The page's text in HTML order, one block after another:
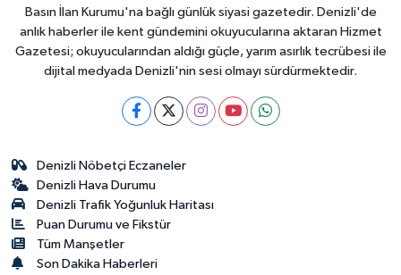
Basın İlan Kurumu'na bağlı günlük siyasi gazetedir. Denizli'de
anlık haberler ile kent gündemini okuyucularına aktaran Hizmet
Gazetesi; okuyucularından aldığı güçle, yarım asırlık tecrübesi ile
dijital medyada Denizli'nin sesi olmayı sürdürmektedir.
Denizli Nöbetçi Eczaneler
Denizli Hava Durumu
Denizli Trafik Yoğunluk Haritası
Puan Durumu ve Fikstür
Tüm Manşetler
Son Dakika Haberleri